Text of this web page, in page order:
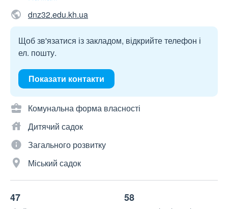
dnz32.edu.kh.ua
Щоб зв'язатися із закладом, відкрийте телефон і
ел. пошту.
Показати контакти
Комунальна форма власності
Дитячий садок
Загального розвитку
Міський садок
47 58